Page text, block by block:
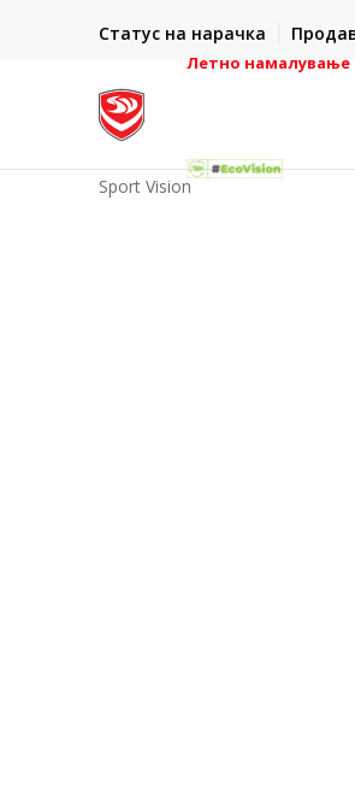
Статус на нарачка
- на сите нарачки во готово
Летно намалување
Sport Vision